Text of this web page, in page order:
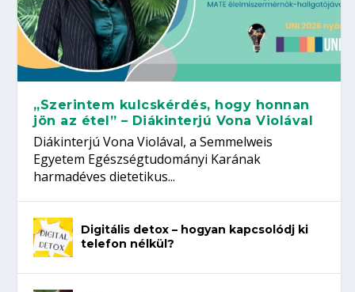
„Szerintem kulcskérdés, hogy honnan
jön az étel” – Diákinterjú Vona Violával
Diákinterjú Vona Violával, a Semmelweis
Egyetem Egészségtudományi Karának
harmadéves dietetikus...
Digitális detox – hogyan kapcsolódj ki
telefon nélkül?